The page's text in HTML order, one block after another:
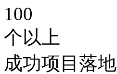
100
个以上
成功项目落地